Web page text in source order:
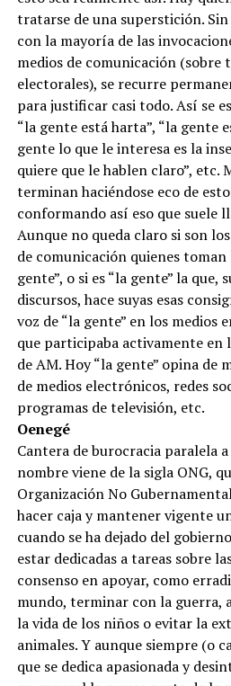
tratarse de una superstición.
con la mayoría de las
medios de comunicación (sobre
electorales), se recurre
para justificar casi todo. Así se
“la gente está harta”, “la gente
gente lo que le interesa es la
quiere que le hablen claro”, etc.
terminan haciéndose eco de
conformando así eso que suele
Aunque no queda claro si son
de comunicación quienes toman
gente”, o si es “la gente” la que,
discursos, hace suyas esas
voz de “la gente” en los medios
que participaba activamente en
de AM. Hoy “la gente” opina de
de medios electrónicos, redes
programas de televisión, etc.
Oenegé
Cantera de burocracia paralela
nombre viene de la sigla ONG,
Organización No
hacer caja y mantener vigente
cuando se ha dejado del
estar dedicadas a tareas sobre
consenso en apoyar, como
mundo, terminar con la guerra,
la vida de los niños o evitar la
animales. Y aunque siempre (o
que se dedica apasionada y